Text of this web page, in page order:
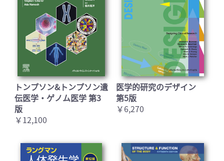
トンプソン&トンプソン遺
伝医学・ゲノム医学 第3
版
￥12,100
医学的研究のデザイン
第5版
￥6,270